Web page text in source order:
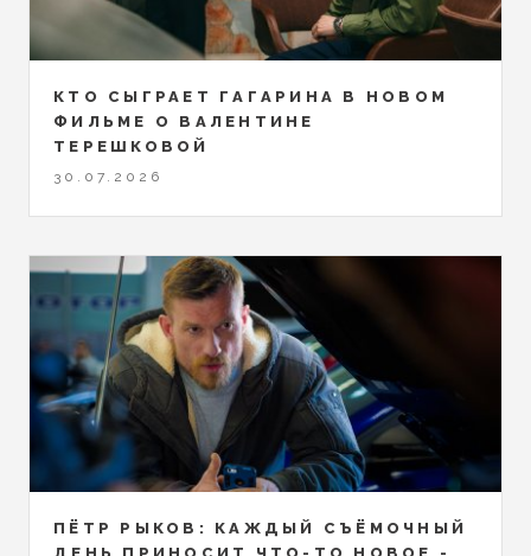
КТО СЫГРАЕТ ГАГАРИНА В НОВОМ
ФИЛЬМЕ О ВАЛЕНТИНЕ
ТЕРЕШКОВОЙ
30.07.2026
ПЁТР РЫКОВ: КАЖДЫЙ СЪЁМОЧНЫЙ